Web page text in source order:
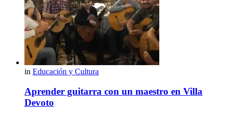
in Educación y Cultura
Aprender guitarra con un maestro en Villa
Devoto